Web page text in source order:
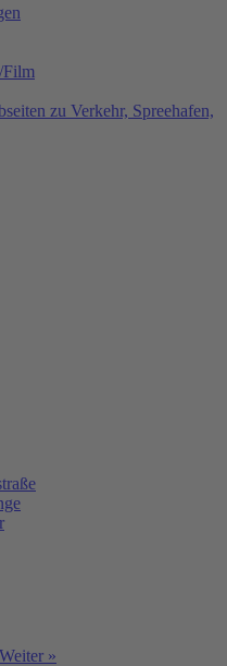
Film
zu Verkehr, Spreehafen,
Weiter »